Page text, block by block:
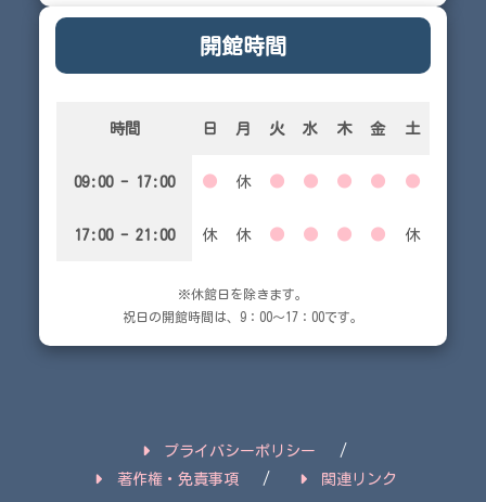
開館時間
時間 日 月 火 水 木 金 土
09:00 - 17:00 ● 休 ● ● ● ● ●
17:00 - 21:00 休 休 ● ● ● ● 休
※休館日を除きます。
祝日の開館時間は、9：00～17：00です。
プライバシーポリシー
著作権・免責事項
関連リンク